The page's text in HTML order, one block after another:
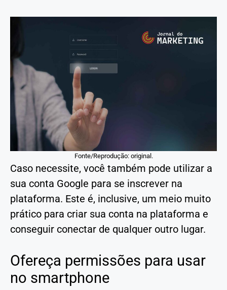
Fonte/Reprodução: original.
Caso necessite, você também pode utilizar a
sua conta Google para se inscrever na
plataforma. Este é, inclusive, um meio muito
prático para criar sua conta na plataforma e
conseguir conectar de qualquer outro lugar.
Ofereça permissões para usar
no smartphone